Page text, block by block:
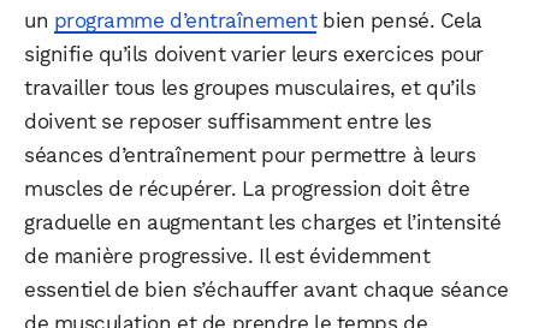
un programme d’entraînementbien pensé. Cela
signifie qu’ils doivent varier leurs exercices pour
travailler tous les groupes musculaires, et qu’ils
doivent se reposer suffisamment entre les
séances d’entraînement pour permettre à leurs
muscles de récupérer. La progression doit être
graduelle en augmentant les charges et l’intensité
de manière progressive. Il est évidemment
essentiel de bien s’échauffer avant chaque séance
de musculation et de prendre le temps de